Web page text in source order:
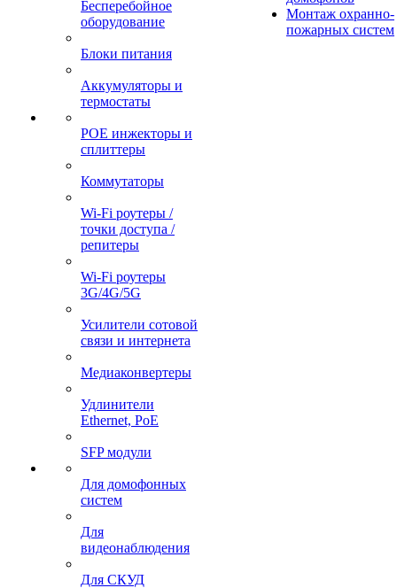
Бесперебойное
оборудование
Блоки питания
Аккумуляторы и
термостаты
POE инжекторы и
сплиттеры
Коммутаторы
Wi-Fi роутеры /
точки доступа /
репитеры
Wi-Fi роутеры
3G/4G/5G
Усилители сотовой
связи и интернета
Медиаконвертеры
Удлинители
Ethernet, PoE
SFP модули
Для домофонных
систем
Для
видеонаблюдения
Для СКУД
Монтаж охранно-
пожарных систем